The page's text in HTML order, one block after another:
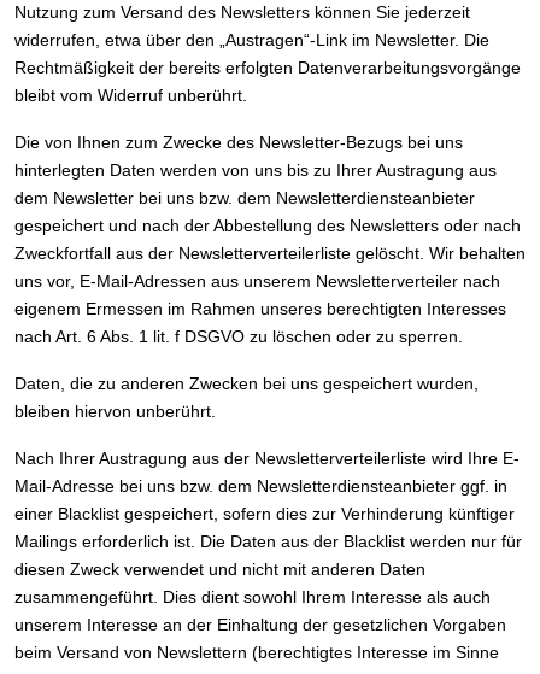
Nutzung zum Versand des Newsletters können Sie jederzeit
widerrufen, etwa über den „Austragen“-Link im Newsletter. Die
Rechtmäßigkeit der bereits erfolgten Datenverarbeitungsvorgänge
bleibt vom Widerruf unberührt.
Die von Ihnen zum Zwecke des Newsletter-Bezugs bei uns
hinterlegten Daten werden von uns bis zu Ihrer Austragung aus
dem Newsletter bei uns bzw. dem Newsletterdiensteanbieter
gespeichert und nach der Abbestellung des Newsletters oder nach
Zweckfortfall aus der Newsletterverteilerliste gelöscht. Wir behalten
uns vor, E-Mail-Adressen aus unserem Newsletterverteiler nach
eigenem Ermessen im Rahmen unseres berechtigten Interesses
nach Art. 6 Abs. 1 lit. f DSGVO zu löschen oder zu sperren.
Daten, die zu anderen Zwecken bei uns gespeichert wurden,
bleiben hiervon unberührt.
Nach Ihrer Austragung aus der Newsletterverteilerliste wird Ihre E-
Mail-Adresse bei uns bzw. dem Newsletterdiensteanbieter ggf. in
einer Blacklist gespeichert, sofern dies zur Verhinderung künftiger
Mailings erforderlich ist. Die Daten aus der Blacklist werden nur für
diesen Zweck verwendet und nicht mit anderen Daten
zusammengeführt. Dies dient sowohl Ihrem Interesse als auch
unserem Interesse an der Einhaltung der gesetzlichen Vorgaben
beim Versand von Newslettern (berechtigtes Interesse im Sinne